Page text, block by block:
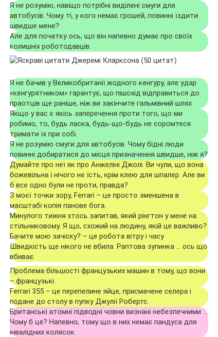
Я не розумію, навіщо потрібні виділені смуги для
автобусів. Чому ті, у кого немає грошей, повинні їздити
швидше мене?
Але для початку ось, що він напевно думає про своїх
колишніх роботодавців.
Я не бачив у Великобританії жодного кенгуру, але удар
«кенгурятником» гарантує, що пішохід відправиться до
праотців ще раніше, ніж ви закінчите гальмівний шлях
Якщо у вас є якісь заперечення проти того, що ми
робимо, то, будь ласка, будь-що-будь не соромтеся
тримати їх при собі.
Я не розумію смуги для автобусів. Чому бідні люди
повинні добиратися до місця призначення швидше, ніж я?
Думайте про неї як про Анжеліні Джолі. Ви чули, що вона
божевільна і нічого не їсть, крім клею для шпалер. Але ви
б все одно були не проти, правда?
З моєї точки зору, Ferrari – це просто зменшена в
масштабі копія панове бога.
Минулого тижня хтось запитав, який рінгтон у мене на
стільниковому. Я що, схожий на людину, якій це важливо?
Бачите мою зачіску? – це робота вітру і часу
Швидкість ще нікого не вбила. Раптова зупинка … ось що
вбиває.
Проблема більшості французьких машин в тому, що вони
– французькі.
Ferrari 355 – це перепелине яйце, присмачене селера і
подане до столу в пупку Джулії Робертс.
Британські атомні підводні човни визнані небезпечними …
Чому б це? Напевно, тому що в них немає пандуса для
інвалідних колясок.